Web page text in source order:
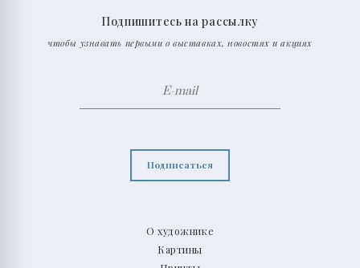
О художнике
Картины
Подпишитесь на рассылку
чтобы узнавать первыми о выставках, новостях и акциях
Подписаться